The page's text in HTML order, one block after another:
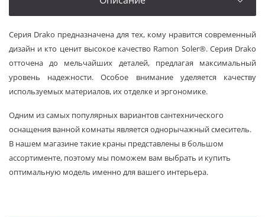
Серия Drako предназначена для тех, кому нравится современный
дизайн и кто ценит высокое качество Ramon Soler®. Серия Drako
отточена до мельчайших деталей, предлагая максимальный
уровень надежности. Особое внимание уделяется качеству
используемых материалов, их отделке и эргономике.
Одним из самых популярных вариантов сантехнического
оснащения ванной комнаты является однорычажный смеситель.
В нашем магазине такие краны представлены в большом
ассортименте, поэтому мы поможем вам выбрать и купить
оптимальную модель именно для вашего интерьера.